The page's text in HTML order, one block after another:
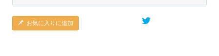
お気に入りに追加